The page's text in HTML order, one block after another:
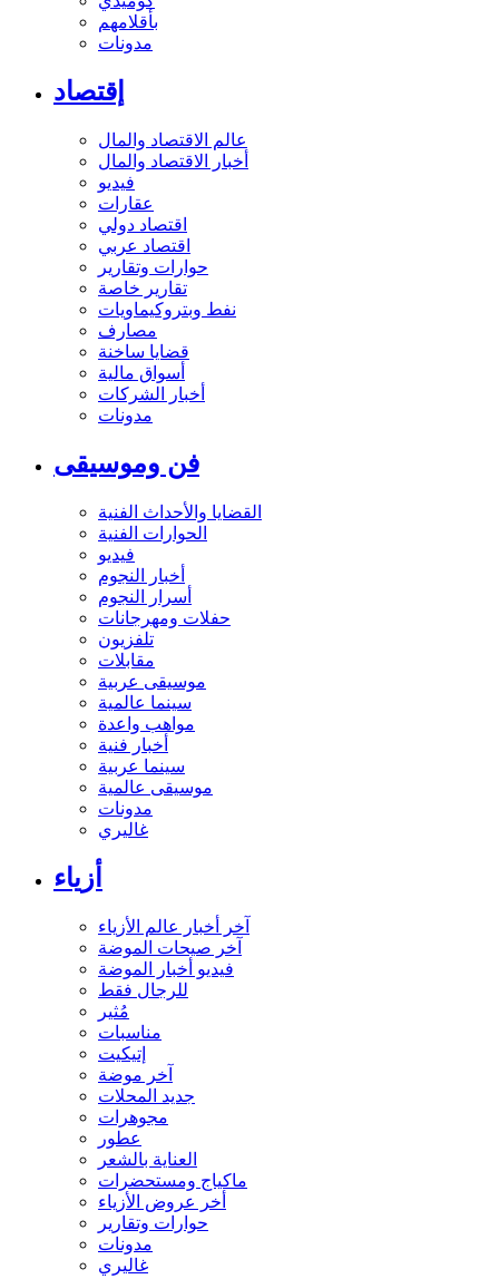
بأقلامهم
مدونات
إقتصاد
عالم الاقتصاد والمال
أخبار الاقتصاد والمال
فيديو
عقارات
اقتصاد دولي
اقتصاد عربي
حوارات وتقارير
تقارير خاصة
نفط وبتروكيماويات
مصارف
قضايا ساخنة
أسواق مالية
أخبار الشركات
مدونات
فن وموسيقى
القضايا والأحداث الفنية
الحوارات الفنية
فيديو
أخبار النجوم
أسرار النجوم
حفلات ومهرجانات
تلفزيون
مقابلات
موسيقى عربية
سينما عالمية
مواهب واعدة
أخبار فنية
سينما عربية
موسيقى عالمية
مدونات
غاليري
أزياء
آخر أخبار عالم الأزياء
آخر صيحات الموضة
فيديو أخبار الموضة
للرجال فقط
مُثير
مناسبات
إتيكيت
آخر موضة
جديد المحلات
مجوهرات
عطور
العناية بالشعر
ماكياج ومستحضرات
أخر عروض الأزياء
حوارات وتقارير
مدونات
غاليري